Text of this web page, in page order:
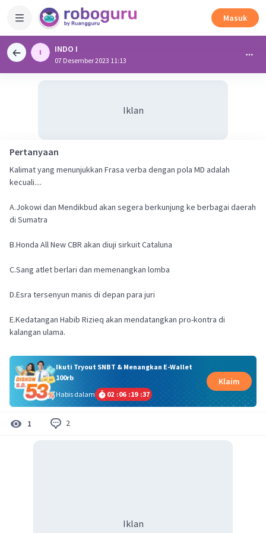
Masuk
INDO I
07 Desember 2023 11:13
Iklan
Pertanyaan
Kalimat yang menunjukkan Frasa verba dengan pola MD adalah
kecuali....
A.Jokowi dan Mendikbud akan segera berkunjung ke berbagai daerah
di Sumatra
B.Honda All New CBR akan diuji sirkuit Cataluna
C.Sang atlet berlari dan memenangkan lomba
D.Esra tersenyun manis di depan para juri
E.Kedatangan Habib Rizieq akan mendatangkan pro-kontra di
kalangan ulama.
Ikuti Tryout SNBT & Menangkan E-Wallet
100rb
Habis dalam
02 :06 :19 :36
Klaim
1 2
Iklan